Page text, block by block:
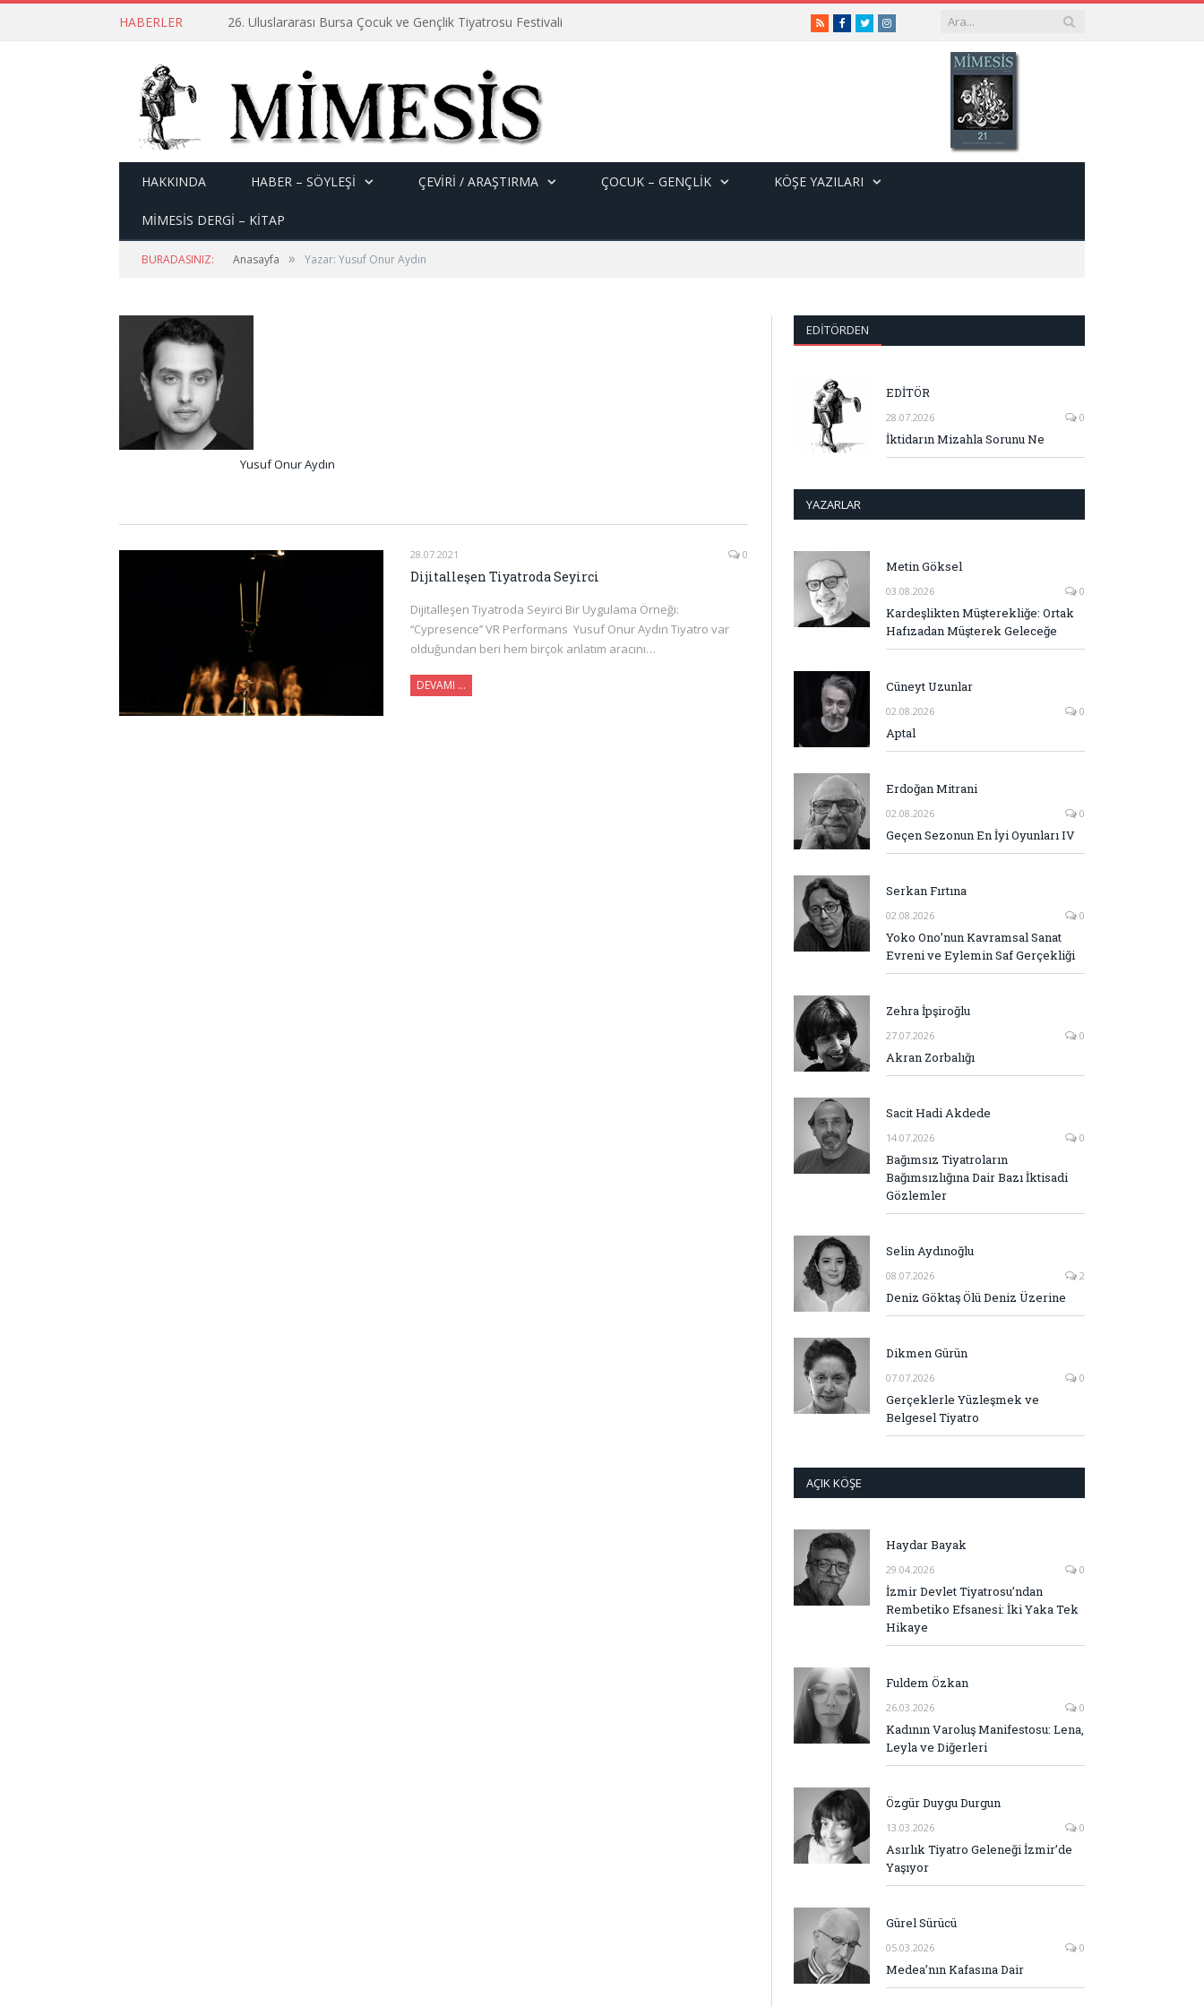
HABERLER 26. Uluslararası Bursa Çocuk ve Gençlik Tiyatrosu Festivali RSSFacebook
TwitterInstagram
HAKKINDA HABER – SÖYLEŞI ÇEVİRİ / ARAŞTIRMA ÇOCUK – GENÇLIK KÖŞE YAZILARI
MİMESİS DERGİ – KİTAP
BURADASINIZ: Anasayfa » Yazar: Yusuf Onur Aydın
Yusuf Onur Aydın
28.07.2021 0
Dijitalleşen Tiyatroda Seyirci
Dijitalleşen Tiyatroda Seyirci Bir Uygulama Örneği:
‘‘Cypresence’’ VR Performans Yusuf Onur Aydın Tiyatro var
olduğundan beri hem birçok anlatım aracını…
DEVAMI …
EDITÖRDEN
EDİTÖR
28.07.2026 0
İktidarın Mizahla Sorunu Ne
YAZARLAR
Metin Göksel
03.08.2026 0
Kardeşlikten Müşterekliğe: Ortak
Hafızadan Müşterek Geleceğe
Cüneyt Uzunlar
02.08.2026 0
Aptal
Erdoğan Mitrani
02.08.2026 0
Geçen Sezonun En İyi Oyunları IV
Serkan Fırtına
02.08.2026 0
Yoko Ono’nun Kavramsal Sanat
Evreni ve Eylemin Saf Gerçekliği
Zehra İpşiroğlu
27.07.2026 0
Akran Zorbalığı
Sacit Hadi Akdede
14.07.2026 0
Bağımsız Tiyatroların
Bağımsızlığına Dair Bazı İktisadi
Gözlemler
Selin Aydınoğlu
08.07.2026 2
Deniz Göktaş Ölü Deniz Üzerine
Dikmen Gürün
07.07.2026 0
Gerçeklerle Yüzleşmek ve
Belgesel Tiyatro
AÇIK KÖŞE
Haydar Bayak
29.04.2026 0
İzmir Devlet Tiyatrosu’ndan
Rembetiko Efsanesi: İki Yaka Tek
Hikaye
Fuldem Özkan
26.03.2026 0
Kadının Varoluş Manifestosu: Lena,
Leyla ve Diğerleri
Özgür Duygu Durgun
13.03.2026 0
Asırlık Tiyatro Geleneği İzmir’de
Yaşıyor
Gürel Sürücü
05.03.2026 0
Medea’nın Kafasına Dair